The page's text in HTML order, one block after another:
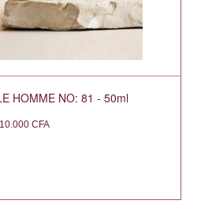
HOMME NO: 81 - 50ml
10.000 CFA